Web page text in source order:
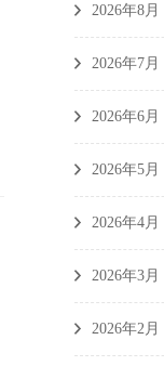
2026年8月
2026年7月
2026年6月
2026年5月
2026年4月
2026年3月
2026年2月